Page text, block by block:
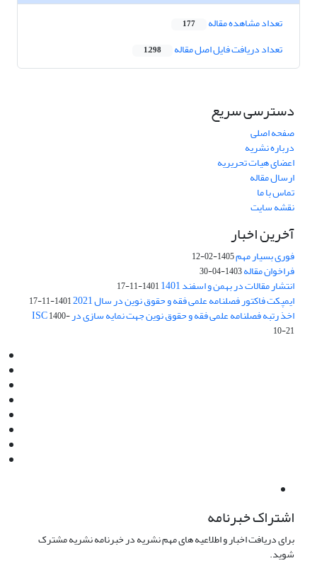
تعداد مشاهده مقاله 177
تعداد دریافت فایل اصل مقاله 1,298
دسترسی سریع
صفحه اصلی
درباره نشریه
اعضای هیات تحریریه
ارسال مقاله
تماس با ما
نقشه سایت
آخرین اخبار
فوری بسیار مهم1405-02-12
فراخوان مقاله1403-04-30
انتشار مقالات در بهمن و اسفند 1401 1401-11-17
ایمپکت فاکتور فصلنامه علمی فقه و حقوق نوین در سال 2021 1401-11-17
اخذ رتبه فصلنامه علمی فقه و حقوق نوین جهت نمایه سازی در ISC1400-
10-21
اشتراک خبرنامه
برای دریافت اخبار و اطلاعیه های مهم نشریه در خبرنامه نشریه مشترک
شوید.